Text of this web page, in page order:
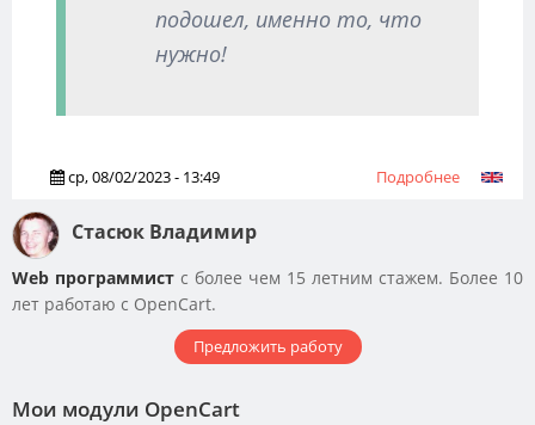
подошел, именно то, что
нужно!
ср, 08/02/2023 - 13:49 Подробнеео
подошел,
Стасюк Владимир
Web программист с более чем 15 летним стажем. Более 10
лет работаю с OpenCart.
Предложить работу
Мои модули OpenCart